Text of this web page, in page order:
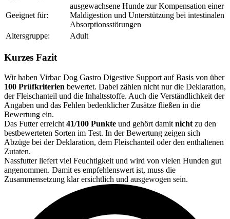
Geeignet für:
ausgewachsene Hunde zur Kompensation einer
Maldigestion und Unterstützung bei intestinalen
Absorptionsstörungen
Altersgruppe:
Adult
Kurzes Fazit
Wir haben Virbac Dog Gastro Digestive Support auf Basis von über
100 Prüfkriterien bewertet. Dabei zählen nicht nur die Deklaration,
der Fleischanteil und die Inhaltsstoffe. Auch die Verständlichkeit der
Angaben und das Fehlen bedenklicher Zusätze fließen in die
Bewertung ein.
Das Futter erreicht 41/100 Punkte und gehört damit nicht zu den
bestbewerteten Sorten im Test. In der Bewertung zeigen sich
Abzüge bei der Deklaration, dem Fleischanteil oder den enthaltenen
Zutaten.
Nassfutter liefert viel Feuchtigkeit und wird von vielen Hunden gut
angenommen. Damit es empfehlenswert ist, muss die
Zusammensetzung klar ersichtlich und ausgewogen sein.